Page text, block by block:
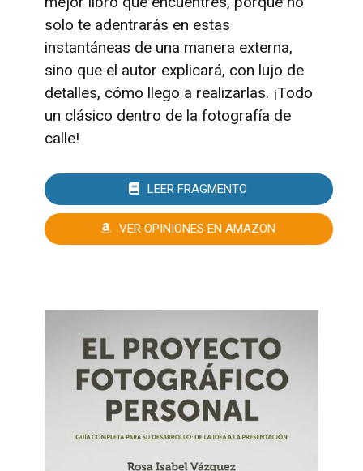
solo te adentrarás en estas
instantáneas de una manera externa,
sino que el autor explicará, con lujo de
detalles, cómo llego a realizarlas. ¡Todo
un clásico dentro de la fotografía de
calle!
LEER FRAGMENTO
VER OPINIONES EN AMAZON